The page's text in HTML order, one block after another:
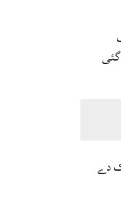
دے